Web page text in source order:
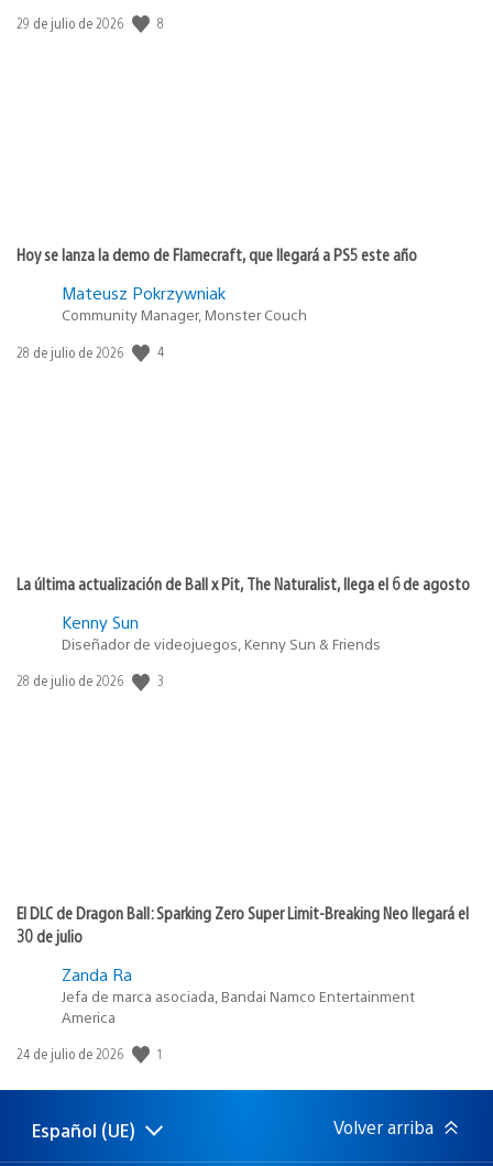
Fecha
29 de julio de 2026 8
Hoy se lanza la demo de Flamecraft, que llegará a PS5 este año
Mateusz Pokrzywniak
Community Manager, Monster Couch
Fecha
28 de julio de 2026 4
La última actualización de Ball x Pit, The Naturalist, llega el 6 de agosto
Kenny Sun
Diseñador de videojuegos, Kenny Sun & Friends
Fecha
28 de julio de 2026 3
El DLC de Dragon Ball: Sparking Zero Super Limit-Breaking Neo llegará el
30 de julio
Zanda Ra
Jefa de marca asociada, Bandai Namco Entertainment
America
Fecha
publicación:
24 de julio de 2026 1
Selecciona
una
Región
actual:
Español (UE) Volver arriba